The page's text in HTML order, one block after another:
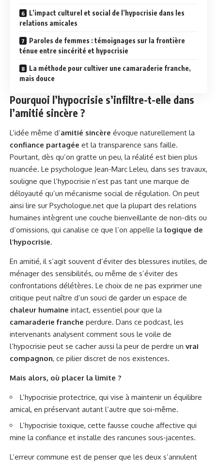
L’impact culturel et social de l’hypocrisie dans les
relations amicales
Paroles de femmes : témoignages sur la frontière
ténue entre sincérité et hypocrisie
La méthode pour cultiver une camaraderie franche,
mais douce
Pourquoi l’hypocrisie s’infiltre-t-elle dans
l’amitié sincère ?
L’idée même d’amitié sincère évoque naturellement la
confiance partagée et la transparence sans faille.
Pourtant, dès qu’on gratte un peu, la réalité est bien plus
nuancée. Le psychologue Jean-Marc Leleu, dans ses travaux,
souligne que l’hypocrisie n’est pas tant une marque de
déloyauté qu’un mécanisme social de régulation. On peut
ainsi lire sur Psychologue.net que la plupart des relations
humaines intègrent une couche bienveillante de non-dits ou
d’omissions, qui canalise ce que l’on appelle la logique de
l’hypocrisie.
En amitié, il s’agit souvent d’éviter des blessures inutiles, de
ménager des sensibilités, ou même de s’éviter des
confrontations délétères. Le choix de ne pas exprimer une
critique peut naître d’un souci de garder un espace de
chaleur humaine intact, essentiel pour que la
camaraderie franche perdure. Dans ce podcast, les
intervenants analysent comment sous le voile de
l’hypocrisie peut se cacher aussi la peur de perdre un vrai
compagnon, ce pilier discret de nos existences.
Mais alors, où placer la limite ?
L’hypocrisie protectrice, qui vise à maintenir un équilibre
amical, en préservant autant l’autre que soi-même.
L’hypocrisie toxique, cette fausse couche affective qui
mine la confiance et installe des rancunes sous-jacentes.
L’erreur commune est de penser que les deux s’annulent